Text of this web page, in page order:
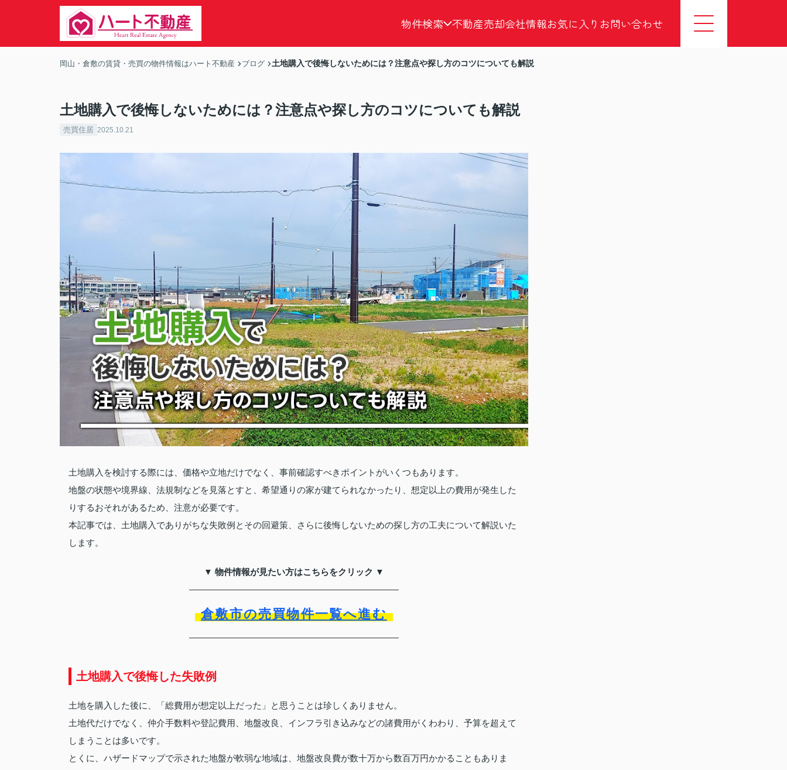
物件検索 不動産売却会社情報お気に入り お問い合わせ
岡山・倉敷の賃貸・売買の物件情報はハート不動産 ブログ 土地購入で後悔しないためには？注意点や探し方のコツについても解説
土地購入で後悔しないためには？注意点や探し方のコツについても解説
売買住居 2025.10.21
土地購入を検討する際には、価格や立地だけでなく、事前確認すべきポイントがいくつもあります。
地盤の状態や境界線、法規制などを見落とすと、希望通りの家が建てられなかったり、想定以上の費用が発生した
りするおそれがあるため、注意が必要です。
本記事では、土地購入でありがちな失敗例とその回避策、さらに後悔しないための探し方の工夫について解説いた
します。
▼ 物件情報が見たい方はこちらをクリック ▼
倉敷市の売買物件一覧へ進む
土地購入で後悔した失敗例
土地を購入した後に、「総費用が想定以上だった」と思うことは珍しくありません。
土地代だけでなく、仲介手数料や登記費用、地盤改良、インフラ引き込みなどの諸費用がくわわり、予算を超えて
しまうことは多いです。
とくに、ハザードマップで示された地盤が軟弱な地域は、地盤改良費が数十万から数百万円かかることもありま